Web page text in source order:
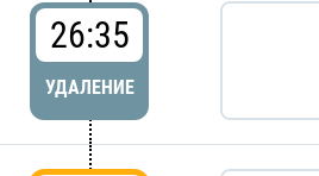
26:35
УДАЛЕНИЕ